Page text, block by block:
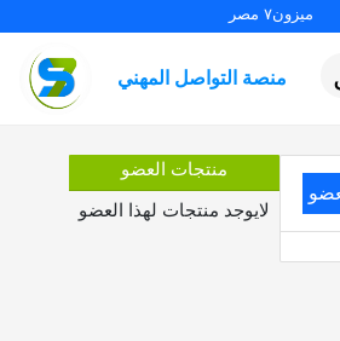
ميزون٧ مصر
منصة التواصل المهني
منتجات العضو
لايوجد منتجات لهذا العضو